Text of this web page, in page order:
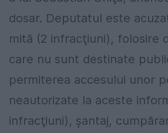
dosar. Deputatul este
mită (2 infracţiuni), folosire
care nu sunt destinate
permiterea accesului unor
neautorizate la aceste
infracţiuni), şantaj,